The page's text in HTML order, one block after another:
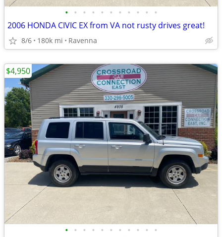
• • • • • • • • • • •
2006 HONDA CIVIC EX from VA not rusty drives great!
8/6 180k mi Ravenna
• • • • • • • • • • •
$4,950